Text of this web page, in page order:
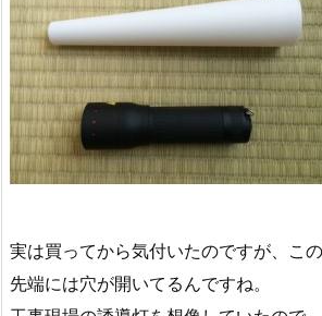
実は買ってから気付いたのですが、こ
先端には穴が開いてるんですね。